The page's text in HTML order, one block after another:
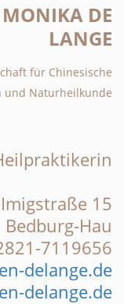
DE
LANGE
für Chinesische
und Naturheilkunde
Imigstraße 15
Hau
7119656
delange.de
delange.de